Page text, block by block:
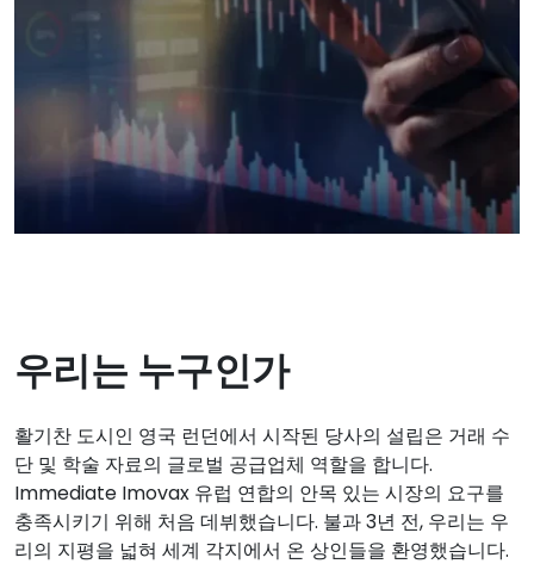
우리는 누구인가
활기찬 도시인 영국 런던에서 시작된 당사의 설립은 거래 수
단 및 학술 자료의 글로벌 공급업체 역할을 합니다.
Immediate Imovax 유럽 연합의 안목 있는 시장의 요구를
충족시키기 위해 처음 데뷔했습니다. 불과 3년 전, 우리는 우
리의 지평을 넓혀 세계 각지에서 온 상인들을 환영했습니다.